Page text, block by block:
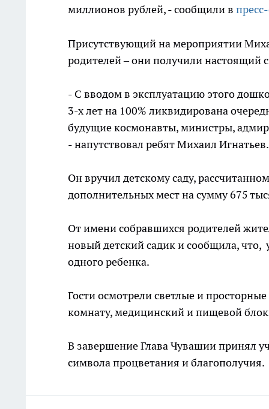
миллионов рублей, - сообщили в
Присутствующий на мероприятии
родителей – они получили настоящий
- С вводом в эксплуатацию этого
3-х лет на 100% ликвидирована
будущие космонавты, министры,
- напутствовал ребят Михаил Игнатьев.
Он вручил детскому саду,
дополнительных мест на сумму 675
От имени собравшихся родителей
новый детский садик и сообщила, что,
одного ребенка.
Гости осмотрели светлые и
комнату, медицинский и пищевой
В завершение Глава Чувашии принял
символа процветания и благополучия.